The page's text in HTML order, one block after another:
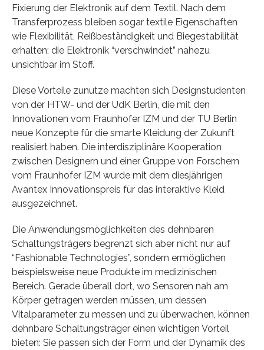
Fixierung der Elektronik auf dem Textil. Nach dem
Transferprozess bleiben sogar textile Eigenschaften
wie Flexibilität, Reißbeständigkeit und Biegestabilität
erhalten; die Elektronik “verschwindet” nahezu
unsichtbar im Stoff.
Diese Vorteile zunutze machten sich Designstudenten
von der HTW- und der UdK Berlin, die mit den
Innovationen vom Fraunhofer IZM und der TU Berlin
neue Konzepte für die smarte Kleidung der Zukunft
realisiert haben. Die interdisziplinäre Kooperation
zwischen Designern und einer Gruppe von Forschern
vom Fraunhofer IZM wurde mit dem diesjährigen
Avantex Innovationspreis für das interaktive Kleid
ausgezeichnet.
Die Anwendungsmöglichkeiten des dehnbaren
Schaltungsträgers begrenzt sich aber nicht nur auf
“Fashionable Technologies”, sondern ermöglichen
beispielsweise neue Produkte im medizinischen
Bereich. Gerade überall dort, wo Sensoren nah am
Körper getragen werden müssen, um dessen
Vitalparameter zu messen und zu überwachen, können
dehnbare Schaltungsträger einen wichtigen Vorteil
bieten: Sie passen sich der Form und der Dynamik des